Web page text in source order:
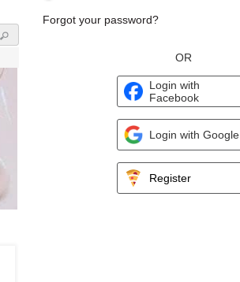
Forgot your password?
OR
Login with
Facebook
Login with Google
Register